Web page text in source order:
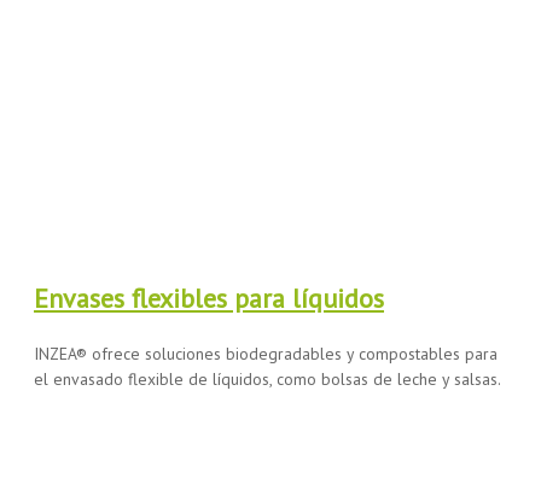
Envases flexibles para líquidos
INZEA® ofrece soluciones biodegradables y compostables para
el envasado flexible de líquidos, como bolsas de leche y salsas.